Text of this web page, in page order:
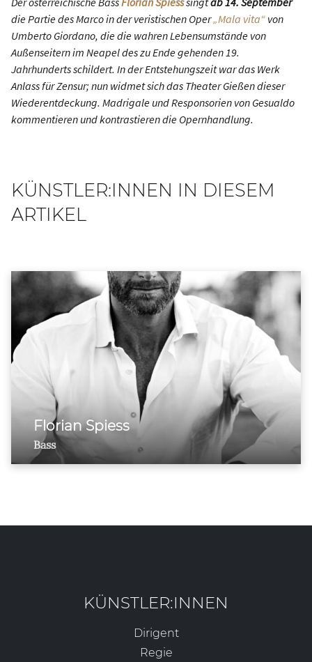
die Partie des Marco in der veristischen Oper„Mala vita“ von
Umberto Giordano, die die wahren Lebensumstände von
Außenseitern im Neapel des zu Ende gehenden 19.
Jahrhunderts schildert. In der Entstehungszeit war das Werk
Anlass für Zensur; nun widmet sich das Theater Gießen dieser
Wiederentdeckung. Madrigale und Responsorien von Gesualdo
kommentieren und kontrastieren die Opernhandlung.
KÜNSTLER:INNEN IN DIESEM
ARTIKEL
Florian Spiess
Bass
KÜNSTLER:INNEN
Dirigent
Regie